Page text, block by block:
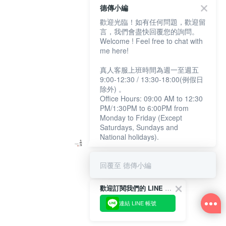
歡迎訂閱我們的 LINE 官方帳號
連結 LINE 帳號
德傳小編
歡迎光臨！如有任何問題，歡迎留
言，我們會盡快回覆您的詢問。
Welcome ! Feel free to chat with
me here!
真人客服上班時間為週一至週五
9:00-12:30 / 13:30-18:00(例假日
除外) 。
Office Hours: 09:00 AM to 12:30
PM/1:30PM to 6:00PM from
Monday to Friday (Except
Saturdays, Sundays and
National holidays).
回覆至 德傳小編